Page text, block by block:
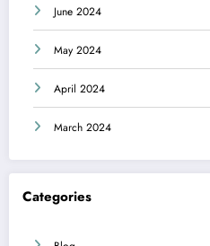
June 2024
May 2024
April 2024
March 2024
Categories